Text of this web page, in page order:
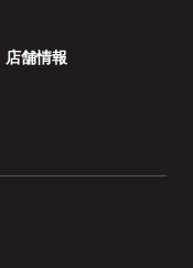
店舗情報